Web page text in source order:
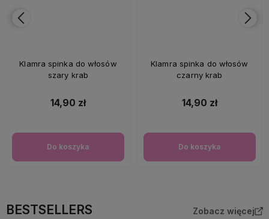
Klamra spinka do włosów
szary krab
14,90 zł
Do koszyka
Klamra spinka do włosów
czarny krab
14,90 zł
Do koszyka
BESTSELLERS Zobacz więcej